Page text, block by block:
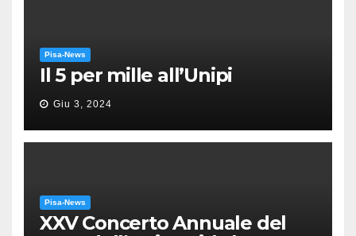
Pisa-News
Il 5 per mille all’Unipi
Giu 3, 2024
Pisa-News
XXV Concerto Annuale del